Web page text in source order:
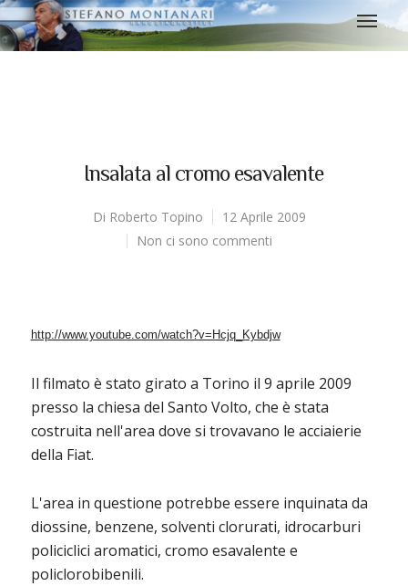
Insalata al cromo esavalente
Di Roberto Topino
12 Aprile 2009
Non ci sono commenti
http://www.youtube.com/watch?v=Hcjq_Kybdjw
Il filmato è stato girato a Torino il 9 aprile 2009
presso la chiesa del Santo Volto, che è stata
costruita nell'area dove si trovavano le acciaierie
della Fiat.
L'area in questione potrebbe essere inquinata da
diossine, benzene, solventi clorurati, idrocarburi
policiclici aromatici, cromo esavalente e
policlorobibenili.